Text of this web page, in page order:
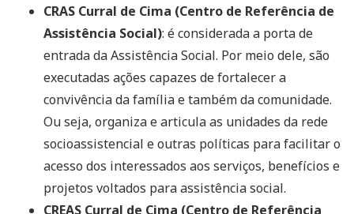
CRAS Curral de Cima (Centro de Referência de
Assistência Social): é considerada a porta de
entrada da Assistência Social. Por meio dele, são
executadas ações capazes de fortalecer a
convivência da família e também da comunidade.
Ou seja, organiza e articula as unidades da rede
socioassistencial e outras políticas para facilitar o
acesso dos interessados aos serviços, benefícios e
projetos voltados para assistência social.
CREAS Curral de Cima (Centro de Referência